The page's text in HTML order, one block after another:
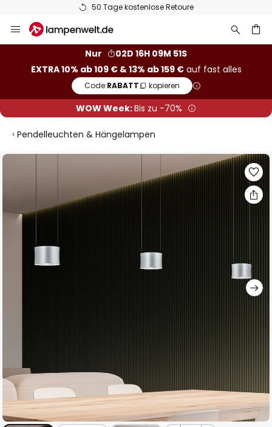
50 Tage kostenlose Retoure
Inhalt
Nur
02D 16H 09M 50S
EXTRA 10% ab 109 € & 13% ab 159 €auf fast alles
Code:RABATT kopieren
WOW Week:Bis zu -70%
Pendelleuchten & Hängelampen
Zum
Bildgalerie
springen